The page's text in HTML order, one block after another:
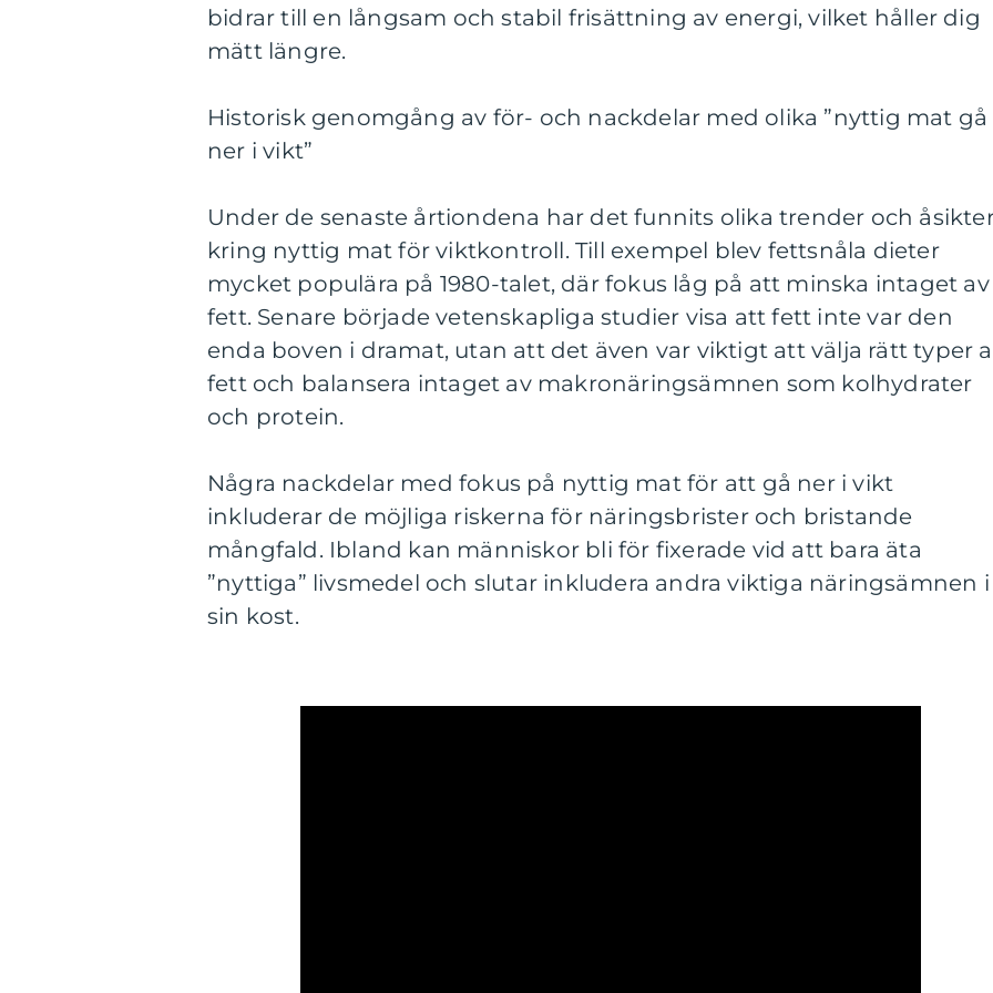
bidrar till en långsam och stabil frisättning av energi, vilket håller dig
mätt längre.
Historisk genomgång av för- och nackdelar med olika ”nyttig mat gå
ner i vikt”
Under de senaste årtiondena har det funnits olika trender och
kring nyttig mat för viktkontroll. Till exempel blev fettsnåla dieter
mycket populära på 1980-talet, där fokus låg på att minska intaget av
fett. Senare började vetenskapliga studier visa att fett inte var den
enda boven i dramat, utan att det även var viktigt att välja rätt typer
fett och balansera intaget av makronäringsämnen som kolhydrater
och protein.
Några nackdelar med fokus på nyttig mat för att gå ner i vikt
inkluderar de möjliga riskerna för näringsbrister och bristande
mångfald. Ibland kan människor bli för fixerade vid att bara äta
”nyttiga” livsmedel och slutar inkludera andra viktiga näringsämnen i
sin kost.